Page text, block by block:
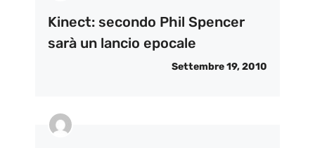
Kinect: secondo Phil Spencer
sarà un lancio epocale
Settembre 19, 2010